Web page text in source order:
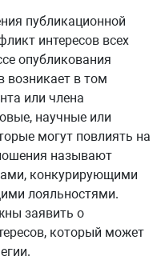
публикационной
интересов всех
опубликования
возникает в том
или члена
научные или
могут повлиять на
называют
конкурирующими
лояльностями.
заявить о
который может